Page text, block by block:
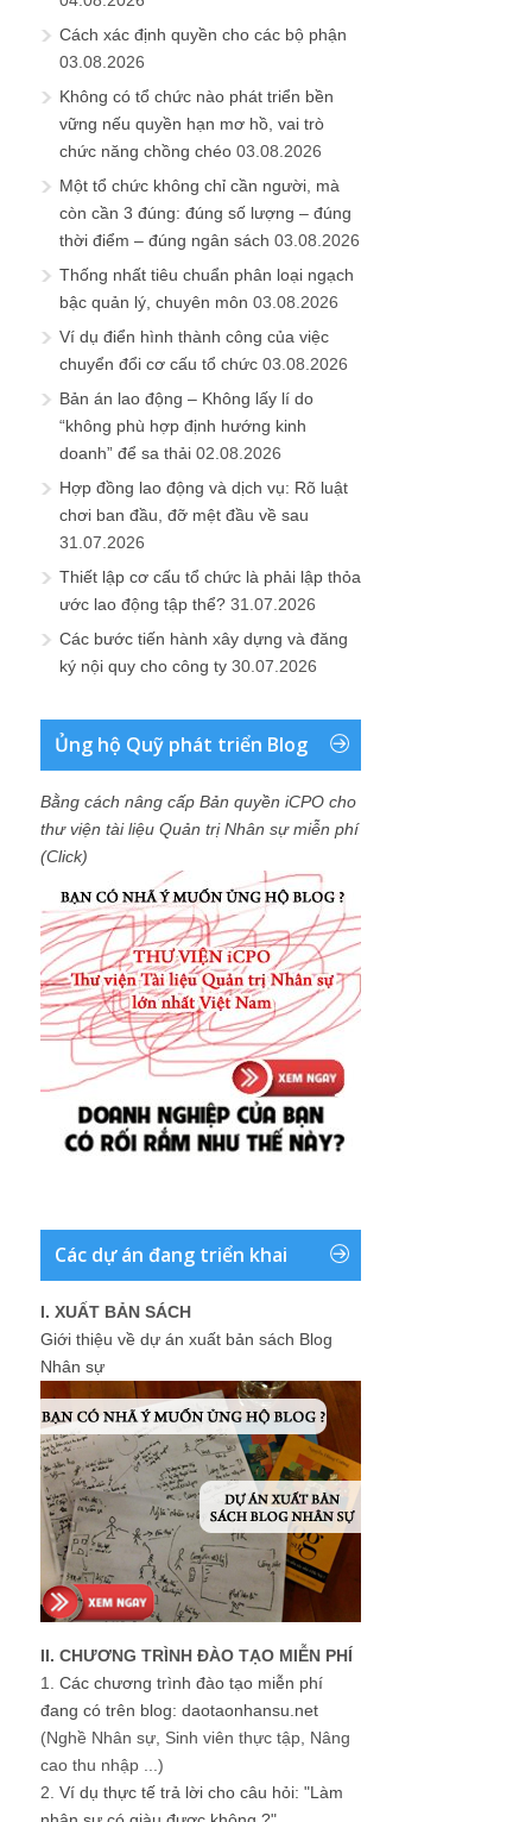
Cách xác định quyền cho các bộ phận
03.08.2026
Không có tổ chức nào phát triển bền
vững nếu quyền hạn mơ hồ, vai trò
chức năng chồng chéo 03.08.2026
Một tổ chức không chỉ cần người, mà
còn cần 3 đúng: đúng số lượng – đúng
thời điểm – đúng ngân sách 03.08.2026
Thống nhất tiêu chuẩn phân loại ngạch
bậc quản lý, chuyên môn 03.08.2026
Ví dụ điển hình thành công của việc
chuyển đổi cơ cấu tổ chức 03.08.2026
Bản án lao động – Không lấy lí do
“không phù hợp định hướng kinh
doanh” để sa thải 02.08.2026
Hợp đồng lao động và dịch vụ: Rõ luật
chơi ban đầu, đỡ mệt đầu về sau
31.07.2026
Thiết lập cơ cấu tổ chức là phải lập thỏa
ước lao động tập thể? 31.07.2026
Các bước tiến hành xây dựng và đăng
ký nội quy cho công ty 30.07.2026
Ủng hộ Quỹ phát triển Blog
Bằng cách nâng cấp Bản quyền iCPO cho
thư viện tài liệu Quản trị Nhân sự miễn phí
(Click)
Các dự án đang triển khai
I. XUẤT BẢN SÁCH
Giới thiệu về dự án xuất bản sách Blog
Nhân sự
II. CHƯƠNG TRÌNH ĐÀO TẠO MIỄN PHÍ
1. Các chương trình đào tạo miễn phí
đang có trên blog: daotaonhansu.net
(Nghề Nhân sự, Sinh viên thực tập, Nâng
cao thu nhập ...)
2. Ví dụ thực tế trả lời cho câu hỏi: "Làm